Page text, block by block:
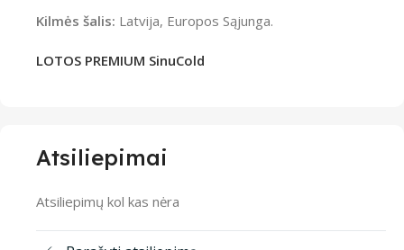
Kilmės šalis: Latvija, Europos Sąjunga.
LOTOS PREMIUM SinuCold
Atsiliepimai
Atsiliepimų kol kas nėra